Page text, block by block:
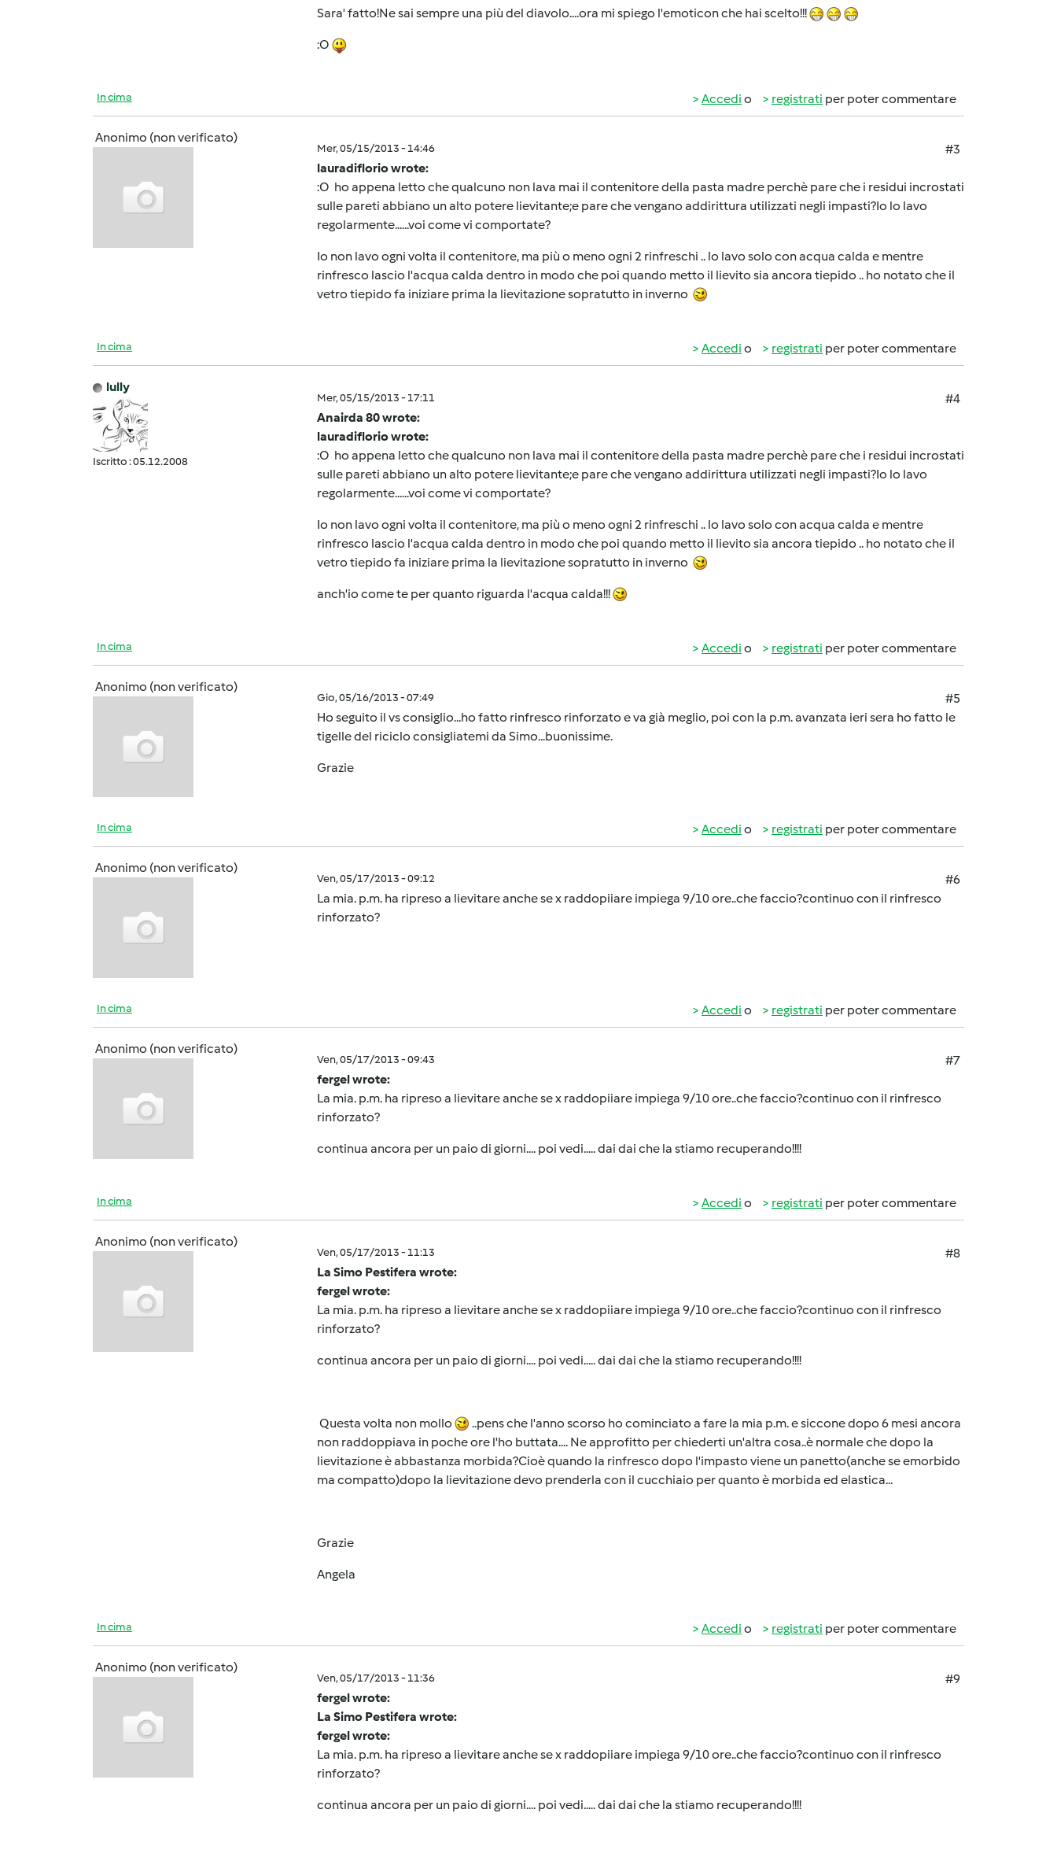
Sara' fatto!Ne sai sempre una più del diavolo....ora mi spiego l'emoticon che hai scelto!!!
:O
In cima Accedi o registrati per poter commentare
Anonimo (non verificato)
Mer, 05/15/2013 - 14:46
#3
lauradiflorio wrote:
:O ho appena letto che qualcuno non lava mai il contenitore della pasta madre perchè pare che i residui incrostati
sulle pareti abbiano un alto potere lievitante;e pare che vengano addirittura utilizzati negli impasti?Io lo lavo
regolarmente......voi come vi comportate?
Io non lavo ogni volta il contenitore, ma più o meno ogni 2 rinfreschi .. lo lavo solo con acqua calda e mentre
rinfresco lascio l'acqua calda dentro in modo che poi quando metto il lievito sia ancora tiepido .. ho notato che il
vetro tiepido fa iniziare prima la lievitazione sopratutto in inverno
In cima Accedi o registrati per poter commentare
lully
Iscritto : 05.12.2008
Mer, 05/15/2013 - 17:11
#4
Anairda 80 wrote:
lauradiflorio wrote:
:O ho appena letto che qualcuno non lava mai il contenitore della pasta madre perchè pare che i residui incrostati
sulle pareti abbiano un alto potere lievitante;e pare che vengano addirittura utilizzati negli impasti?Io lo lavo
regolarmente......voi come vi comportate?
Io non lavo ogni volta il contenitore, ma più o meno ogni 2 rinfreschi .. lo lavo solo con acqua calda e mentre
rinfresco lascio l'acqua calda dentro in modo che poi quando metto il lievito sia ancora tiepido .. ho notato che il
vetro tiepido fa iniziare prima la lievitazione sopratutto in inverno
anch'io come te per quanto riguarda l'acqua calda!!!
In cima Accedi o registrati per poter commentare
Anonimo (non verificato)
Gio, 05/16/2013 - 07:49
#5
Ho seguito il vs consiglio...ho fatto rinfresco rinforzato e va già meglio, poi con la p.m. avanzata ieri sera ho fatto le
tigelle del riciclo consigliatemi da Simo...buonissime.
Grazie
In cima Accedi o registrati per poter commentare
Anonimo (non verificato)
Ven, 05/17/2013 - 09:12
#6
La mia. p.m. ha ripreso a lievitare anche se x raddopiiare impiega 9/10 ore..che faccio?continuo con il rinfresco
rinforzato?
In cima Accedi o registrati per poter commentare
Anonimo (non verificato)
Ven, 05/17/2013 - 09:43
#7
fergel wrote:
La mia. p.m. ha ripreso a lievitare anche se x raddopiiare impiega 9/10 ore..che faccio?continuo con il rinfresco
rinforzato?
continua ancora per un paio di giorni.... poi vedi..... dai dai che la stiamo recuperando!!!!
In cima Accedi o registrati per poter commentare
Anonimo (non verificato)
Ven, 05/17/2013 - 11:13
#8
La Simo Pestifera wrote:
fergel wrote:
La mia. p.m. ha ripreso a lievitare anche se x raddopiiare impiega 9/10 ore..che faccio?continuo con il rinfresco
rinforzato?
continua ancora per un paio di giorni.... poi vedi..... dai dai che la stiamo recuperando!!!!
Questa volta non mollo
..pens che l'anno scorso ho cominciato a fare la mia p.m. e siccone dopo 6 mesi ancora
non raddoppiava in poche ore l'ho buttata.... Ne approfitto per chiederti un'altra cosa..è normale che dopo la
lievitazione è abbastanza morbida?Cioè quando la rinfresco dopo l'impasto viene un panetto(anche se emorbido
ma compatto)dopo la lievitazione devo prenderla con il cucchiaio per quanto è morbida ed elastica...
Grazie
Angela
In cima Accedi o registrati per poter commentare
Anonimo (non verificato)
Ven, 05/17/2013 - 11:36
#9
fergel wrote:
La Simo Pestifera wrote:
fergel wrote:
La mia. p.m. ha ripreso a lievitare anche se x raddopiiare impiega 9/10 ore..che faccio?continuo con il rinfresco
rinforzato?
continua ancora per un paio di giorni.... poi vedi..... dai dai che la stiamo recuperando!!!!